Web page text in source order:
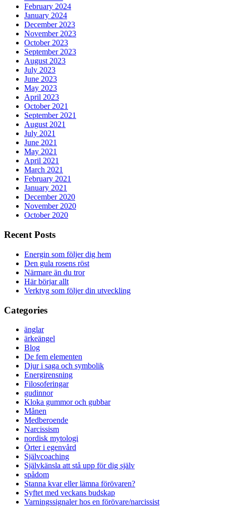
February 2024
January 2024
December 2023
November 2023
October 2023
September 2023
August 2023
July 2023
June 2023
May 2023
April 2023
October 2021
September 2021
August 2021
July 2021
June 2021
May 2021
April 2021
March 2021
February 2021
January 2021
December 2020
November 2020
October 2020
Recent Posts
Energin som följer dig hem
Den gula rosens röst
Närmare än du tror
Här börjar allt
Verktyg som följer din utveckling
Categories
änglar
ärkeängel
Blog
De fem elementen
Djur i saga och symbolik
Energirensning
Filosoferingar
gudinnor
Kloka gummor och gubbar
Månen
Medberoende
Narcissism
nordisk mytologi
Örter i egenvård
Självcoaching
Självkänsla att stå upp för dig själv
spådom
Stanna kvar eller lämna förövaren?
Syftet med veckans budskap
Varningssignaler hos en förövare/narcissist